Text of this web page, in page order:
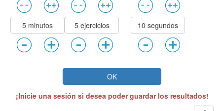
5 minutos 5 ejercicios 10 segundos
OK
¡Inicie una sesión si desea poder guardar los resultados!